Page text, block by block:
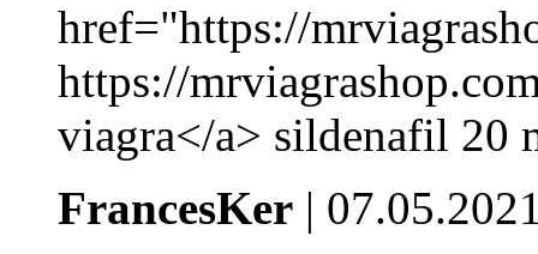
href="https://
https://
viagra</a> sildenafil 20
FrancesKer |